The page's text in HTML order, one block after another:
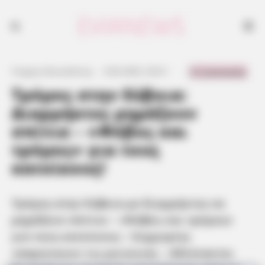
Τρόμος στην Εύβοια:
Διαρρήκτες ρημάζουν
σπίτια – «Φόβος και
τρόμος» για τους
κατοίκους!
Τρόμος στην Εύβοια με διαρρήκτες να
για τους κατοίκους – Συμμορίες
«σαρώνουν» τις γειτονιές – Αδίστακτοι